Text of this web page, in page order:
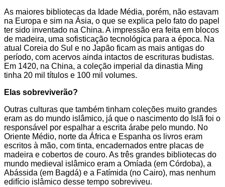
As maiores bibliotecas da Idade Média, porém, não estavam
na Europa e sim na Ásia, o que se explica pelo fato do papel
ter sido inventado na China. A impressão era feita em blocos
de madeira, uma sofisticação tecnológica para a época. Na
atual Coreia do Sul e no Japão ficam as mais antigas do
período, com acervos ainda intactos de escrituras budistas.
Em 1420, na China, a coleção imperial da dinastia Ming
tinha 20 mil títulos e 100 mil volumes.
Elas sobreviverão?
Outras culturas que também tinham coleções muito grandes
eram as do mundo islâmico, já que o nascimento do Islã foi o
responsável por espalhar a escrita árabe pelo mundo. No
Oriente Médio, norte da África e Espanha os livros eram
escritos à mão, com tinta, encadernados entre placas de
madeira e cobertos de couro. As três grandes bibliotecas do
mundo medieval islâmico eram a Omíada (em Córdoba), a
Abássida (em Bagdá) e a Fatímida (no Cairo), mas nenhum
edifício islâmico desse tempo sobreviveu.